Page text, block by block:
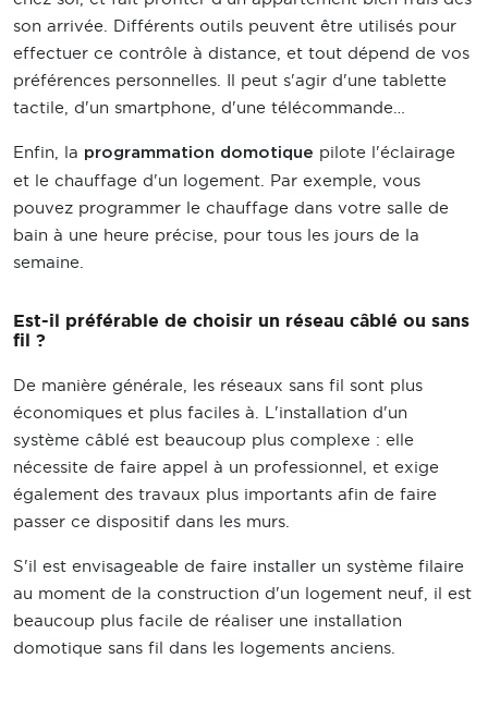
son arrivée. Différents outils peuvent être utilisés pour
effectuer ce contrôle à distance, et tout dépend de vos
préférences personnelles. Il peut s'agir d'une tablette
tactile, d'un smartphone, d'une télécommande…
Enfin, la programmation domotique pilote l'éclairage
et le chauffage d'un logement. Par exemple, vous
pouvez programmer le chauffage dans votre salle de
bain à une heure précise, pour tous les jours de la
semaine.
Est-il préférable de choisir un réseau câblé ou sans
fil ?
De manière générale, les réseaux sans fil sont plus
économiques et plus faciles à. L'installation d'un
système câblé est beaucoup plus complexe : elle
nécessite de faire appel à un professionnel, et exige
également des travaux plus importants afin de faire
passer ce dispositif dans les murs.
S'il est envisageable de faire installer un système filaire
au moment de la construction d'un logement neuf, il est
beaucoup plus facile de réaliser une installation
domotique sans fil dans les logements anciens.